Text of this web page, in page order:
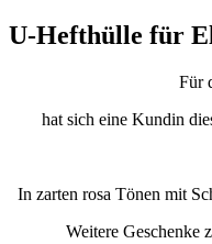
U-Hefthülle für
Für
hat sich eine Kundin
In zarten rosa Tönen mit
Weitere Geschenke